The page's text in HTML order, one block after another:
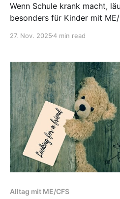
Wenn Schule krank macht,
besonders für Kinder mit
Schulsystem, das kaum
ihren Alltag zusätzlich. Natascha Kunert-Möller kennt
beide Seiten: Sie war
27. Nov. 20254 min read
Alltag mit ME/CFS